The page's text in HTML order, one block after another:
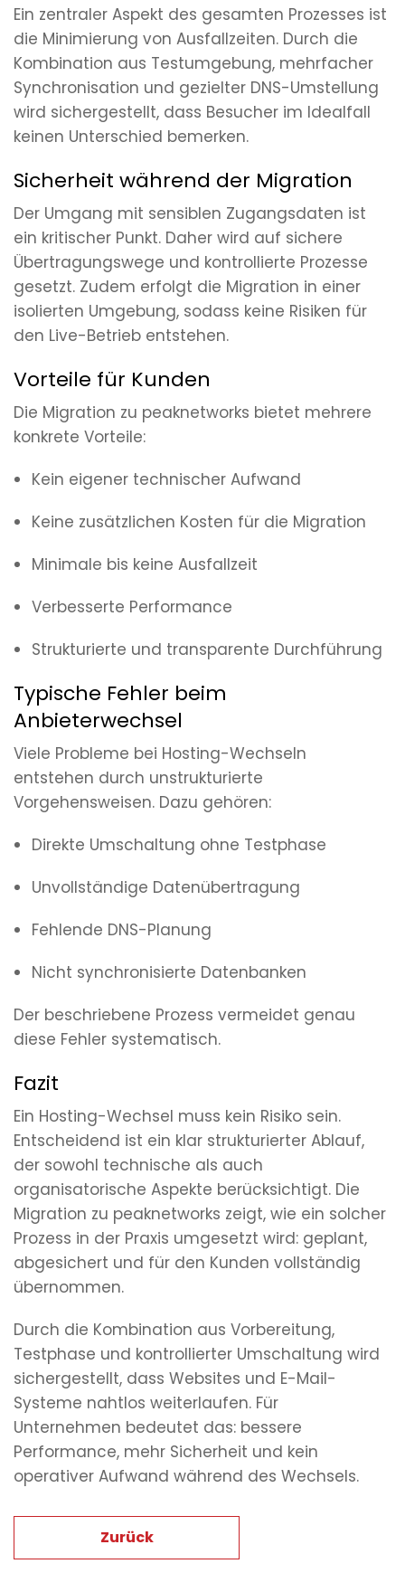
Ein zentraler Aspekt des gesamten Prozesses ist
die Minimierung von Ausfallzeiten. Durch die
Kombination aus Testumgebung, mehrfacher
Synchronisation und gezielter DNS-Umstellung
wird sichergestellt, dass Besucher im Idealfall
keinen Unterschied bemerken.
Sicherheit während der Migration
Der Umgang mit sensiblen Zugangsdaten ist
ein kritischer Punkt. Daher wird auf sichere
Übertragungswege und kontrollierte Prozesse
gesetzt. Zudem erfolgt die Migration in einer
isolierten Umgebung, sodass keine Risiken für
den Live-Betrieb entstehen.
Vorteile für Kunden
Die Migration zu peaknetworks bietet mehrere
konkrete Vorteile:
Kein eigener technischer Aufwand
Keine zusätzlichen Kosten für die Migration
Minimale bis keine Ausfallzeit
Verbesserte Performance
Strukturierte und transparente Durchführung
Typische Fehler beim
Anbieterwechsel
Viele Probleme bei Hosting-Wechseln
entstehen durch unstrukturierte
Vorgehensweisen. Dazu gehören:
Direkte Umschaltung ohne Testphase
Unvollständige Datenübertragung
Fehlende DNS-Planung
Nicht synchronisierte Datenbanken
Der beschriebene Prozess vermeidet genau
diese Fehler systematisch.
Fazit
Ein Hosting-Wechsel muss kein Risiko sein.
Entscheidend ist ein klar strukturierter Ablauf,
der sowohl technische als auch
organisatorische Aspekte berücksichtigt. Die
Migration zu peaknetworks zeigt, wie ein solcher
Prozess in der Praxis umgesetzt wird: geplant,
abgesichert und für den Kunden vollständig
übernommen.
Durch die Kombination aus Vorbereitung,
Testphase und kontrollierter Umschaltung wird
sichergestellt, dass Websites und E-Mail-
Systeme nahtlos weiterlaufen. Für
Unternehmen bedeutet das: bessere
Performance, mehr Sicherheit und kein
operativer Aufwand während des Wechsels.
Zurück